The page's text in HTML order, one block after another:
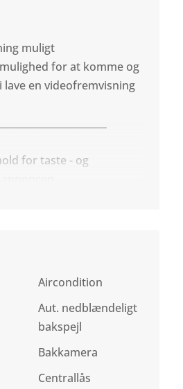
muligt
for at komme og
lave en videofremvisning
for taste - og
Aircondition
Aut. nedblændeligt
bakspejl
Bakkamera
Centrallås